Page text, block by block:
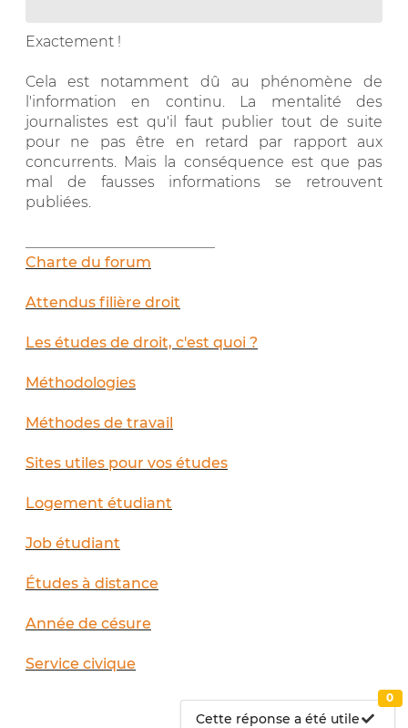
Exactement !
Cela est notamment dû au phénomène de
l'information en continu. La mentalité des
journalistes est qu'il faut publier tout de suite
pour ne pas être en retard par rapport aux
concurrents. Mais la conséquence est que pas
mal de fausses informations se retrouvent
publiées.
Charte du forum
Attendus filière droit
Les études de droit, c'est quoi ?
Méthodologies
Méthodes de travail
Sites utiles pour vos études
Logement étudiant
Job étudiant
Études à distance
Année de césure
Service civique
Cette réponse a été utile
0